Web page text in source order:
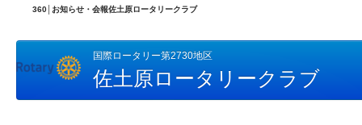
360│お知らせ・会報佐土原ロータリークラブ
国際ロータリー第2730地区
佐土原ロータリークラブ